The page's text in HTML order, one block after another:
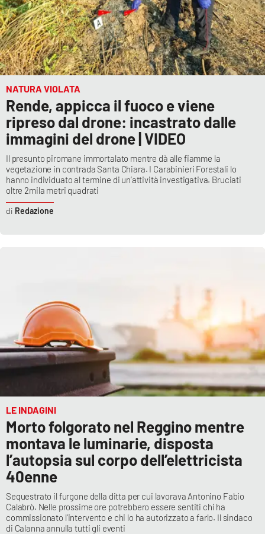
NATURA VIOLATA
Rende, appicca il fuoco e viene
ripreso dal drone: incastrato dalle
immagini del drone | VIDEO
Il presunto piromane immortalato mentre dà alle fiamme la
vegetazione in contrada Santa Chiara. I Carabinieri Forestali lo
hanno individuato al termine di un’attività investigativa. Bruciati
oltre 2mila metri quadrati
Redazione
LE INDAGINI
Morto folgorato nel Reggino mentre
montava le luminarie, disposta
l’autopsia sul corpo dell’elettricista
40enne
Sequestrato il furgone della ditta per cui lavorava Antonino Fabio
Calabrò. Nelle prossime ore potrebbero essere sentiti chi ha
commissionato l'intervento e chi lo ha autorizzato a farlo. Il sindaco
di Calanna annulla tutti gli eventi